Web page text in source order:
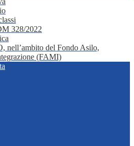
328/2022
nell’ambito del Fondo Asilo,
(FAMI)